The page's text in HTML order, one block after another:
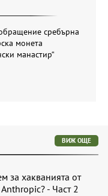
сребърна
монета
манастир“
ВИЖ ОЩЕ
за хакванията от
- Част 2